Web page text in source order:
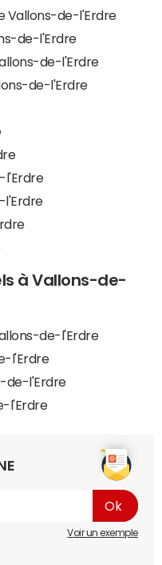
Vallons-de-l'Erdre
de-l'Erdre
de-l'Erdre
de-l'Erdre
l'Erdre
l'Erdre
à Vallons-de-
de-l'Erdre
l'Erdre
de-l'Erdre
l'Erdre
Voir un exemple